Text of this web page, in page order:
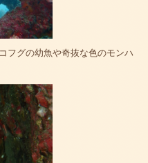
フグの幼魚や奇抜な色のモンハ